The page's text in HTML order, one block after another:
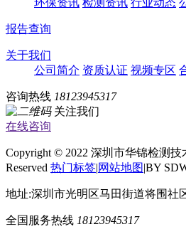
报告查询
关于我们
公司简介 资质认证 视频专区
咨询热线 18123945317
关注我们
在线咨询
Copyright © 2022 深圳市华锦检测
Reserved 热门标签|网站地图|BY
地址:深圳市光明区马田街道将围社
全国服务热线 18123945317